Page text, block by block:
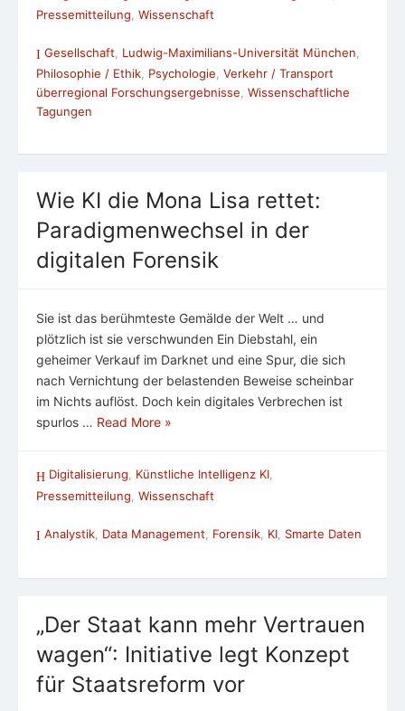
Pressemitteilung Wissenschaft
Gesellschaft Ludwig-Maximilians-Universität München
Philosophie / Ethik, Psychologie, Verkehr / Transport
überregional Forschungsergebnisse, Wissenschaftliche
Tagungen
Wie KI die Mona Lisa rettet:
Paradigmenwechsel in der
digitalen Forensik
Sie ist das berühmteste Gemälde der Welt … und
plötzlich ist sie verschwunden Ein Diebstahl, ein
geheimer Verkauf im Darknet und eine Spur, die sich
nach Vernichtung der belastenden Beweise scheinbar
im Nichts auflöst. Doch kein digitales Verbrechen ist
spurlos … Read More »
Digitalisierung, Künstliche Intelligenz KI,
Pressemitteilung Wissenschaft
Analystik Data Management Forensik KI Smarte Daten
„Der Staat kann mehr Vertrauen
wagen“: Initiative legt Konzept
für Staatsreform vor